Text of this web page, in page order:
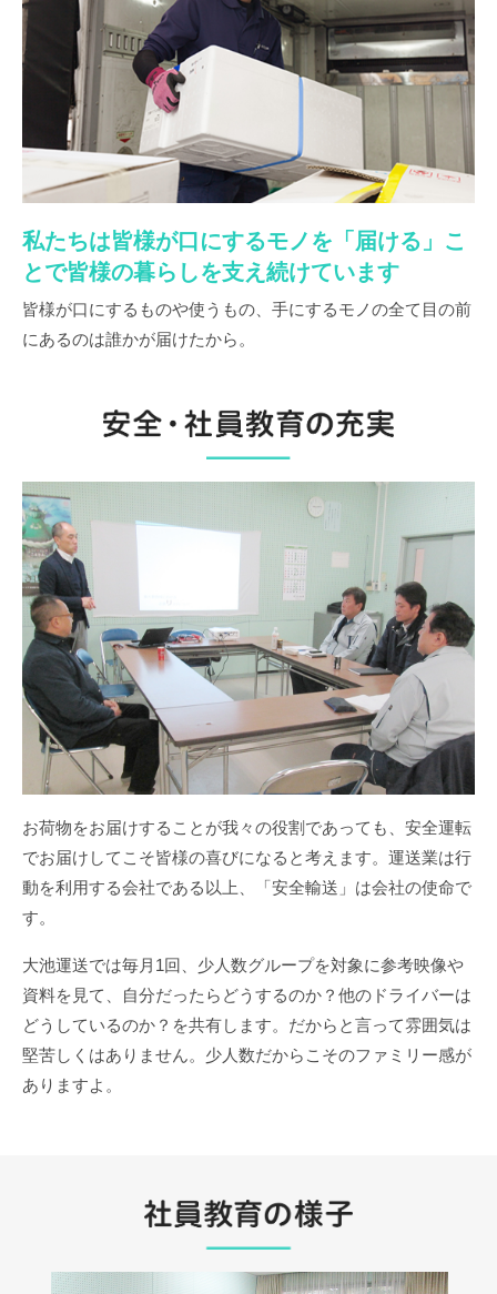
私たちは皆様が口にするモノを「届ける」こ
とで皆様の暮らしを支え続けています
皆様が口にするものや使うもの、手にするモノの全て目の前
にあるのは誰かが届けたから。
お荷物をお届けすることが我々の役割であっても、安全運転
でお届けしてこそ皆様の喜びになると考えます。運送業は行
動を利用する会社である以上、「安全輸送」は会社の使命で
す。
大池運送では毎月1回、少人数グループを対象に参考映像や
資料を見て、自分だったらどうするのか？他のドライバーは
どうしているのか？を共有します。だからと言って雰囲気は
堅苦しくはありません。少人数だからこそのファミリー感が
ありますよ。